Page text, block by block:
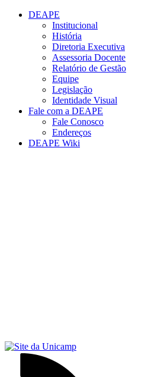
Conteúdo principal
DEAPE
Institucional
História
Diretoria Executiva
Assessoria Docente
Relatório de Gestão
Equipe
Legislação
Identidade Visual
Fale com a DEAPE
Fale Conosco
Endereços
DEAPE Wiki